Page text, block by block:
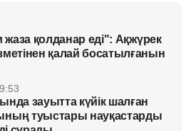
жаза қолданар еді": Ақжүрек
қалай босатылғанын
зауытта күйік шалған
туыстары науқастарды